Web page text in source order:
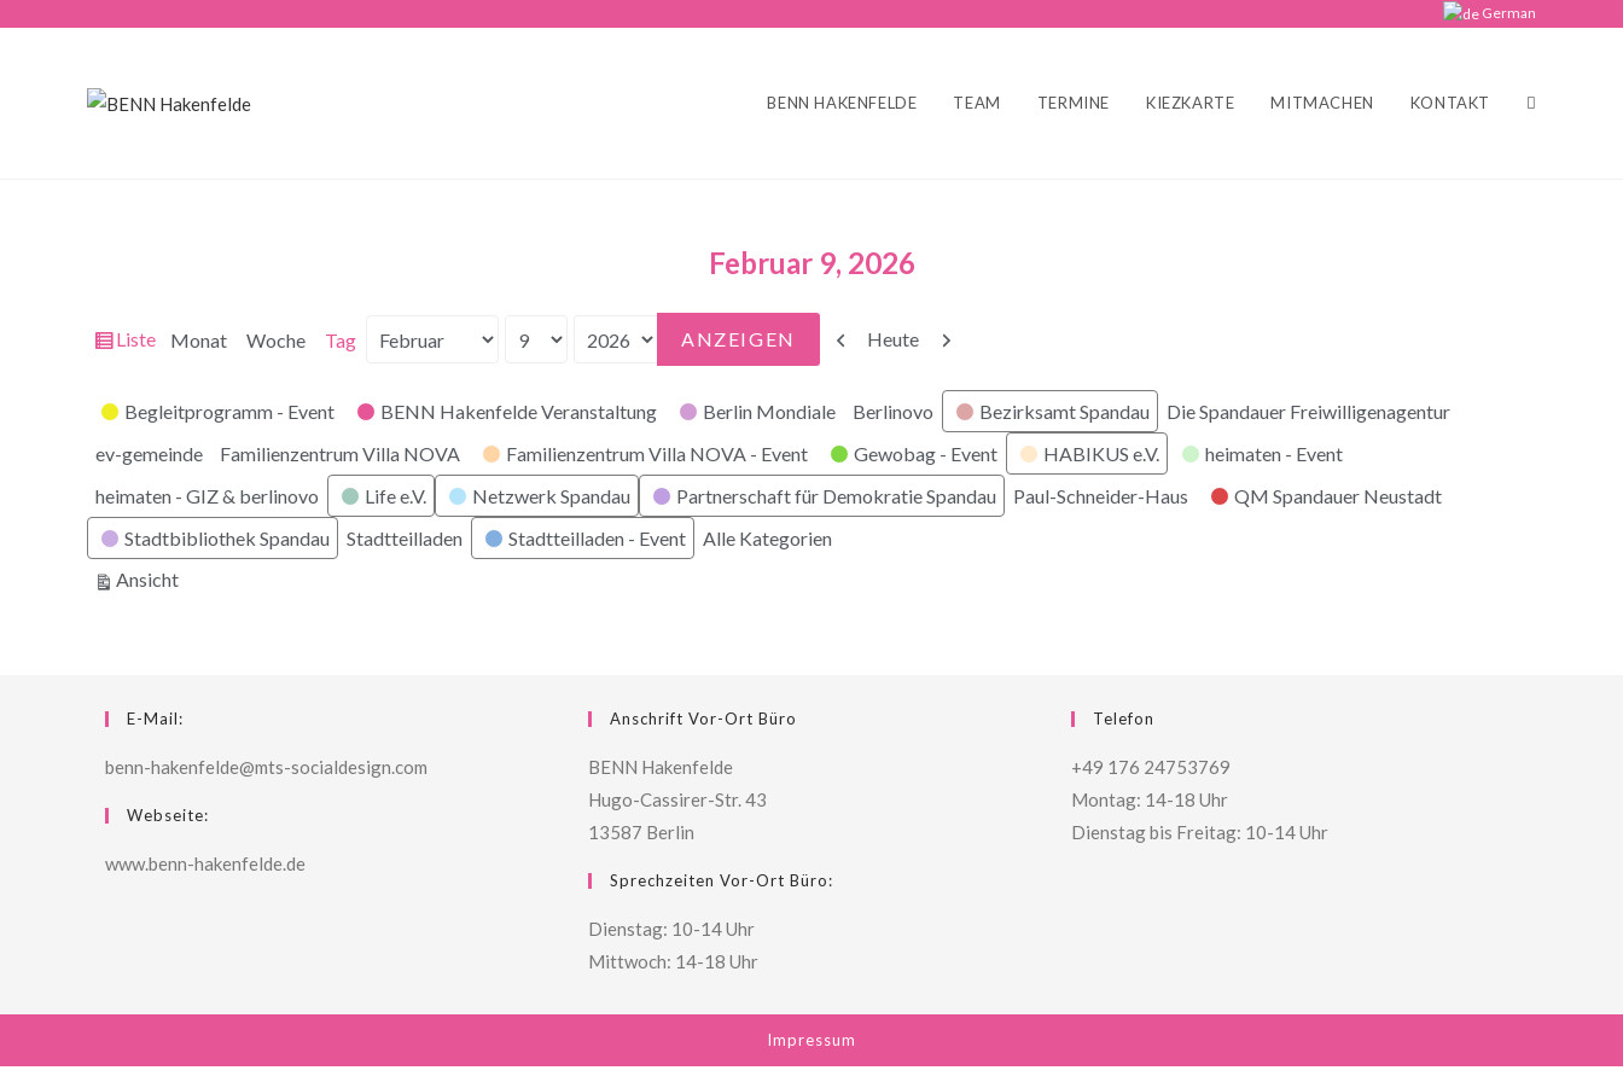
German
BENN HAKENFELDE TEAM TERMINE KIEZKARTE MITMACHEN KONTAKT
Februar 9, 2026
Ansicht
Liste Monat Woche Tag
Monat
Tag
Jahr
Zurück
Heute Weiter
Kategorien
Begleitprogramm - Event BENN Hakenfelde Veranstaltung Berlin Mondiale Berlinovo Bezirksamt Spandau
Die Spandauer Freiwilligenagentur
ev-gemeinde
Familienzentrum Villa NOVA Familienzentrum Villa NOVA - Event Gewobag - Event HABIKUS e.V.
heimaten - Event
heimaten - GIZ & berlinovo
Life e.V. Netzwerk Spandau Partnerschaft für Demokratie Spandau Paul-Schneider-Haus
QM Spandauer Neustadt
Stadtbibliothek Spandau
Stadtteilladen Stadtteilladen - Event
Alle Kategorien
Ansichtausdrucken
E-Mail:
benn-hakenfelde@mts-socialdesign.com
Webseite:
www.benn-hakenfelde.de
Anschrift Vor-Ort Büro
BENN Hakenfelde
Hugo-Cassirer-Str. 43
13587 Berlin
Sprechzeiten Vor-Ort Büro:
Dienstag: 10-14 Uhr
Mittwoch: 14-18 Uhr
Telefon
+49 176 24753769
Montag: 14-18 Uhr
Dienstag bis Freitag: 10-14 Uhr
Impressum